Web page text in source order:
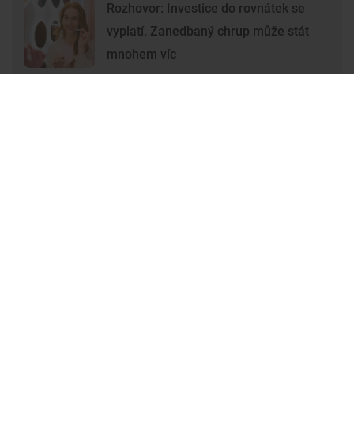
Rozhovor: Investice do rovnátek se
vyplatí. Zanedbaný chrup může stát
mnohem víc